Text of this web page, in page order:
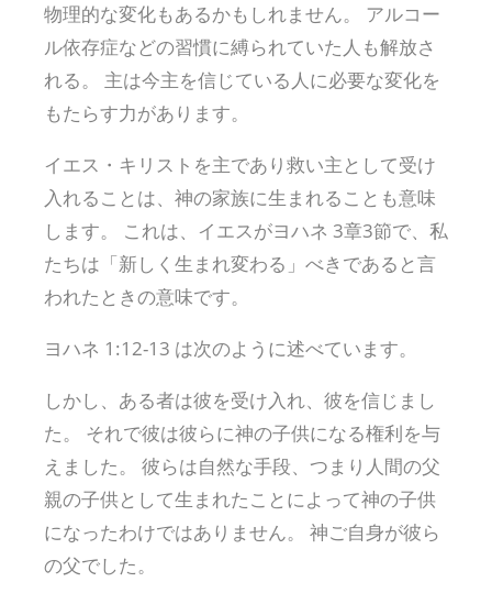
物理的な変化もあるかもしれません。 アルコー
ル依存症などの習慣に縛られていた人も解放さ
れる。 主は今主を信じている人に必要な変化を
もたらす力があります。
イエス・キリストを主であり救い主として受け
入れることは、神の家族に生まれることも意味
します。 これは、イエスがヨハネ 3章3節で、私
たちは「新しく生まれ変わる」べきであると言
われたときの意味です。
ヨハネ 1:12-13 は次のように述べています。
しかし、ある者は彼を受け入れ、彼を信じまし
た。 それで彼は彼らに神の子供になる権利を与
えました。 彼らは自然な手段、つまり人間の父
親の子供として生まれたことによって神の子供
になったわけではありません。 神ご自身が彼ら
の父でした。